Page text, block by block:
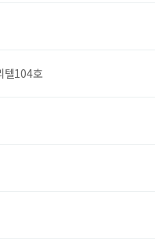
텔104호